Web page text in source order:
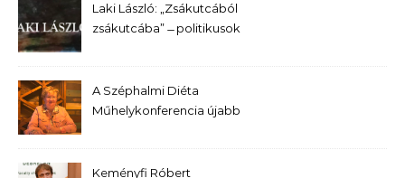
Laki László: „Zsákutcából
zsákutcába” ̶ politikusok
A Széphalmi Diéta
Műhelykonferencia újabb
Keményfi Róbert